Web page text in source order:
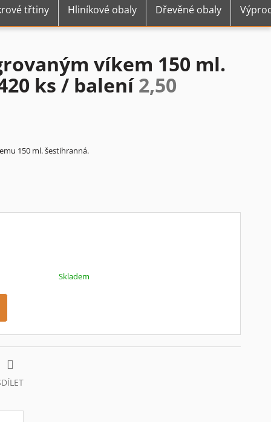
třtiny Hliníkové obaly Dřevěné obaly
víkem 150 ml.
ks / balení2,50
150 ml. šestihranná.
Skladem